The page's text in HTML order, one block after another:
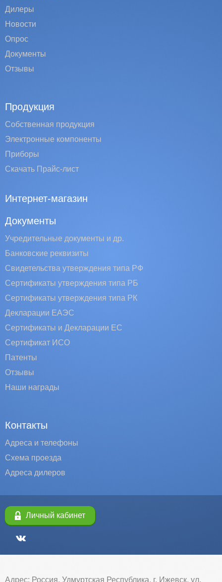
Дилеры
Новости
Опрос
Документы
Отзывы
Продукция
Собственная продукция
Электронные компоненты
Приборы
Скачать Прайс-лист
Интернет-магазин
Документы
Учредительные документы и др.
Банковские реквизиты
Свидетельства утверждения типа РФ
Сертификаты утверждения типа РБ
Сертификаты утверждения типа РК
Декларации ЕАЭС
Сертификаты и Декларации EC
Сертификат ИСО
Патенты
Отзывы
Наши награды
Контакты
Адреса и телефоны
Схема проезда
Адреса дилеров
Личный кабинет
Адрес: Россия, Удмуртская Республика, г. Ижевск, ул.